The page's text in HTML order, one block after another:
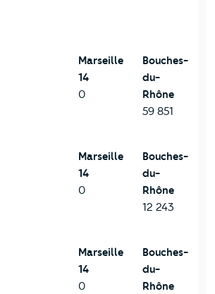
Marseille
14
0
Bouches-
du-
Rhône
59 851
Marseille
14
0
Bouches-
du-
Rhône
12 243
Marseille
14
0
Bouches-
du-
Rhône